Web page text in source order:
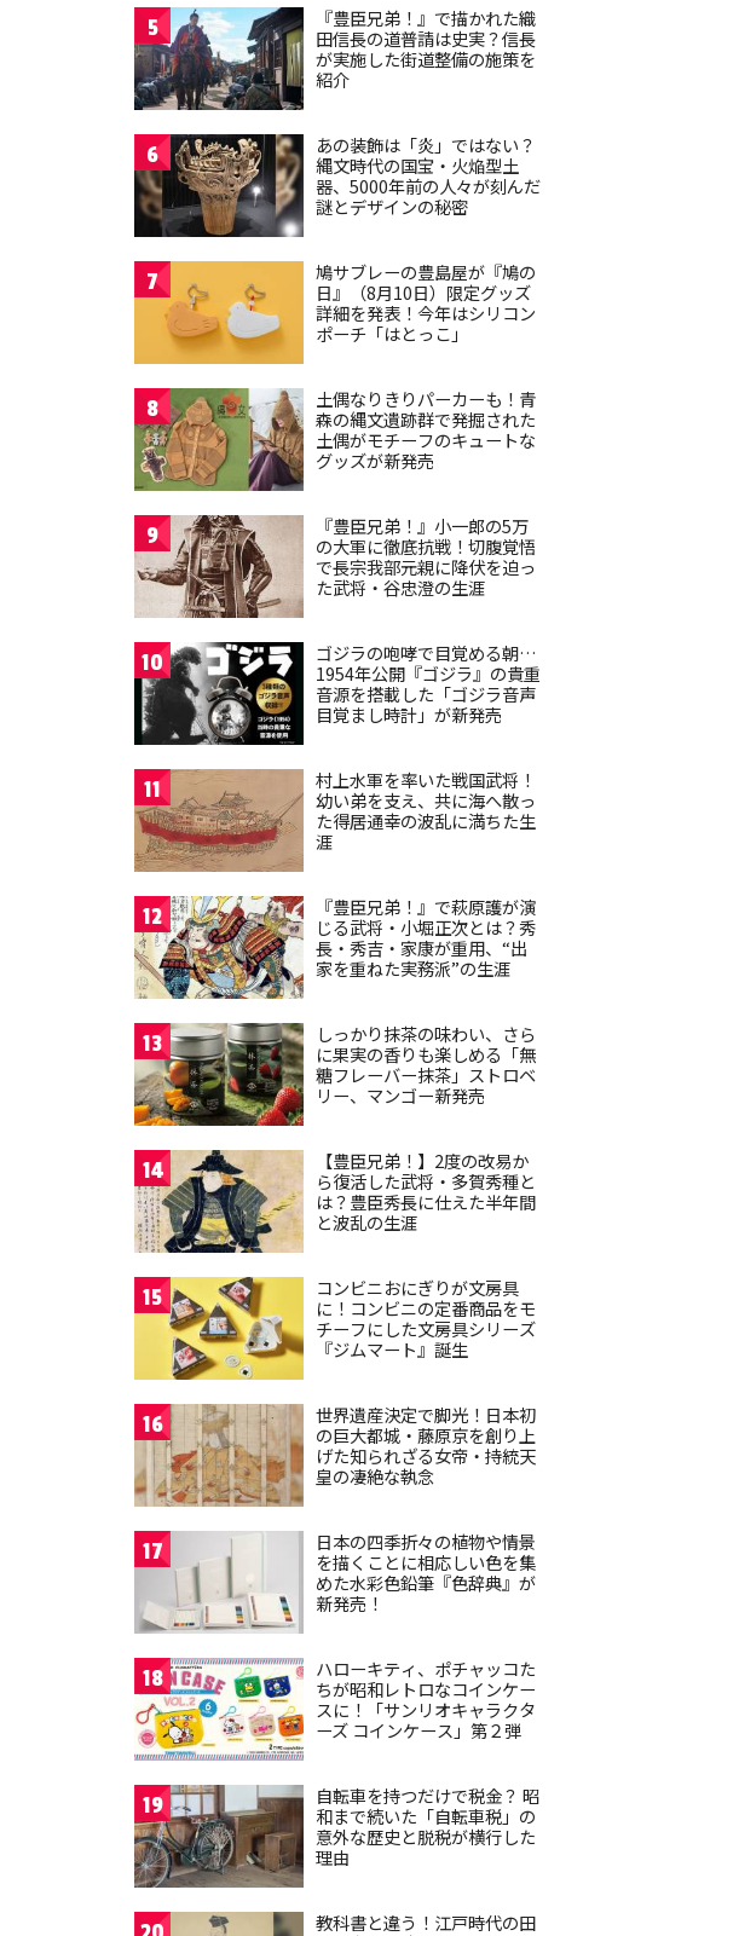
5
『豊臣兄弟！』で描かれた織
田信長の道普請は史実？信長
が実施した街道整備の施策を
紹介
6
あの装飾は「炎」ではない？
縄文時代の国宝・火焔型土
器、5000年前の人々が刻んだ
謎とデザインの秘密
7
鳩サブレーの豊島屋が『鳩の
日』（8月10日）限定グッズ
詳細を発表！今年はシリコン
ポーチ「はとっこ」
8
土偶なりきりパーカーも！青
森の縄文遺跡群で発掘された
土偶がモチーフのキュートな
グッズが新発売
9
『豊臣兄弟！』小一郎の5万
の大軍に徹底抗戦！切腹覚悟
で長宗我部元親に降伏を迫っ
た武将・谷忠澄の生涯
10
ゴジラの咆哮で目覚める朝…
1954年公開『ゴジラ』の貴重
音源を搭載した「ゴジラ音声
目覚まし時計」が新発売
11
村上水軍を率いた戦国武将！
幼い弟を支え、共に海へ散っ
た得居通幸の波乱に満ちた生
涯
12
『豊臣兄弟！』で萩原護が演
じる武将・小堀正次とは？秀
長・秀吉・家康が重用、“出
家を重ねた実務派”の生涯
13
しっかり抹茶の味わい、さら
に果実の香りも楽しめる「無
糖フレーバー抹茶」ストロベ
リー、マンゴー新発売
14
【豊臣兄弟！】2度の改易か
ら復活した武将・多賀秀種と
は？豊臣秀長に仕えた半年間
と波乱の生涯
15
コンビニおにぎりが文房具
に！コンビニの定番商品をモ
チーフにした文房具シリーズ
『ジムマート』誕生
16
世界遺産決定で脚光！日本初
の巨大都城・藤原京を創り上
げた知られざる女帝・持統天
皇の凄絶な執念
17
日本の四季折々の植物や情景
を描くことに相応しい色を集
めた水彩色鉛筆『色辞典』が
新発売！
18
ハローキティ、ポチャッコた
ちが昭和レトロなコインケー
スに！「サンリオキャラクタ
ーズ コインケース」第２弾
19
自転車を持つだけで税金？ 昭
和まで続いた「自転車税」の
意外な歴史と脱税が横行した
理由
教科書と違う！江戸時代の田